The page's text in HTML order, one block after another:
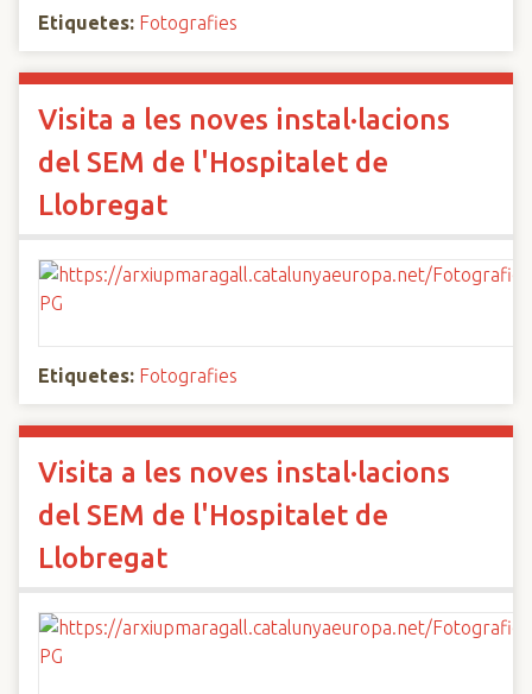
Etiquetes: Fotografies
Visita a les noves instal·lacions
del SEM de l'Hospitalet de
Llobregat
Etiquetes: Fotografies
Visita a les noves instal·lacions
del SEM de l'Hospitalet de
Llobregat